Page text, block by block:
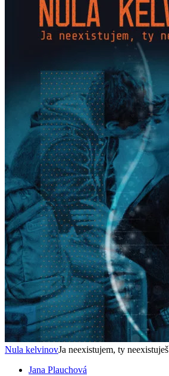
Nula kelvinovJa neexistujem, ty neexistuješ
Jana Plauchová